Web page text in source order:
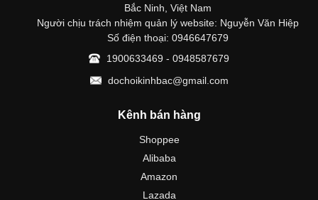
Bắc Ninh, Việt Nam
Người chịu trách nhiệm quản lý website: Nguyễn Văn Hiệp
Số điện thoại: 0946647679
1900633469 - 0948587679
dochoikinhbac@gmail.com
Kênh bán hàng
Shoppee
Alibaba
Amazon
Lazada